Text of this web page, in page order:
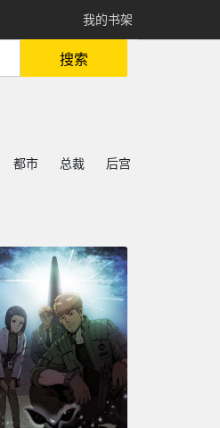
我的书架
搜索
都市 总裁
后宫